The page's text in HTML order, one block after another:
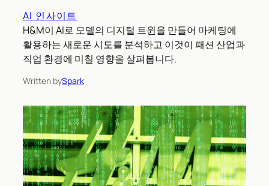
AI 인사이트
H&M이 AI로 모델의 디지털 트윈을 만들어 마케팅에
활용하는 새로운 시도를 분석하고 이것이 패션 산업과
직업 환경에 미칠 영향을 살펴봅니다.
Written bySpark